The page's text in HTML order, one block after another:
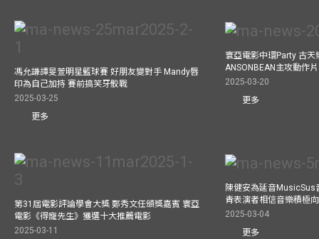
馮允謙譚旻萱明星籃球賽 好朋友變對手 Mandy唇
印為自己加持 賽前搞笑牙骹戰
2025-03-25
更多
寰亞電影中環Party 古
ANSONBEAN主攻動作
2025-03-20
更多
第31屆電影評論學會大獎 鄭秀文任頒獎嘉賓 寰亞
電影《得寵先生》獲選十大推薦電影
2025-03-11
陳健安為延音MusicSus
青表演者相信音樂積極
2025-03-04
更多